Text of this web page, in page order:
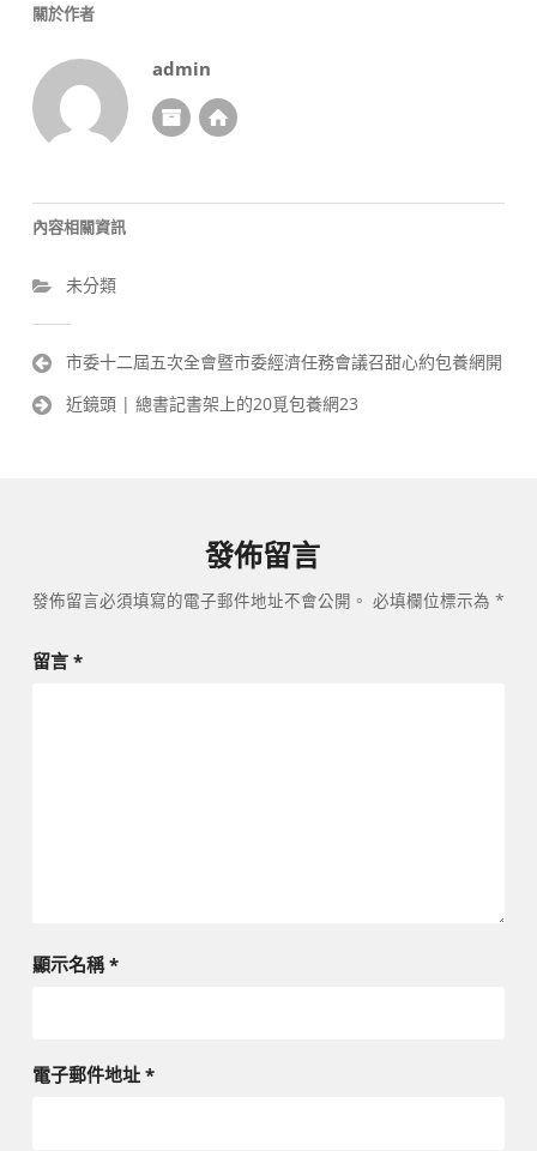
關於作者
admin
內容相關資訊
未分類
文
導
市委十二屆五次全會暨市委經濟任務會議召甜心約包養網開
近鏡頭 | 總書記書架上的20覓包養網23
發佈留言
發佈留言必須填寫的電子郵件地址不會公開。 必填欄位標示為 *
留言 *
顯示名稱*
電子郵件地址 *